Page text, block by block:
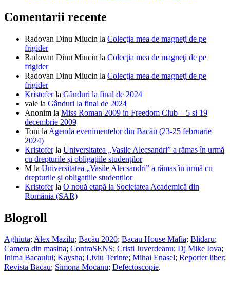
Comentarii recente
Radovan Dinu Miucin la Colecţia mea de magneţi de pe
frigider
Radovan Dinu Miucin la Colecţia mea de magneţi de pe
frigider
Radovan Dinu Miucin la Colecţia mea de magneţi de pe
frigider
Kristoferla Gânduri la final de 2024
vale la Gânduri la final de 2024
Anonim la Miss Roman 2009 in Freedom Club – 5 si 19
decembrie 2009
Toni la Agenda evenimentelor din Bacău (23-25 februarie
2024)
Kristoferla Universitatea „Vasile Alecsandri” a rămas în urmă
cu drepturile și obligațiile studenților
M la Universitatea „Vasile Alecsandri” a rămas în urmă cu
drepturile și obligațiile studenților
Kristoferla O nouă etapă la Societatea Academică din
România (SAR)
Blogroll
Aghiuta;Alex Mazilu; Bacău 2020; Bacau House Mafia; Blidaru;
Camera din masina; ContraSENS; Cristi Juverdeanu; Dj Mike Iova;
Inima Bacaului; Kaysha; Liviu Terinte; Mihai Enasel; Reporter liber;
Revista Bacau; Simona Mocanu; Defectoscopie.